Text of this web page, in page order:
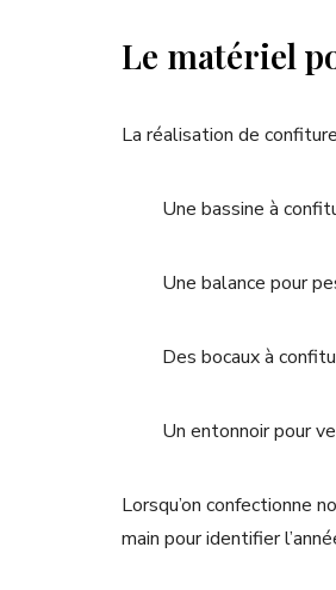
Le matériel
La réalisation de
Une bassine à
Une balance pour
Des bocaux à
Un entonnoir pour
Lorsqu’on confectionne
main pour identifier